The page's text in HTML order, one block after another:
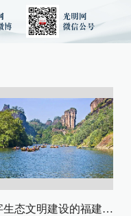
数字生态文明建设的福建路径与启示